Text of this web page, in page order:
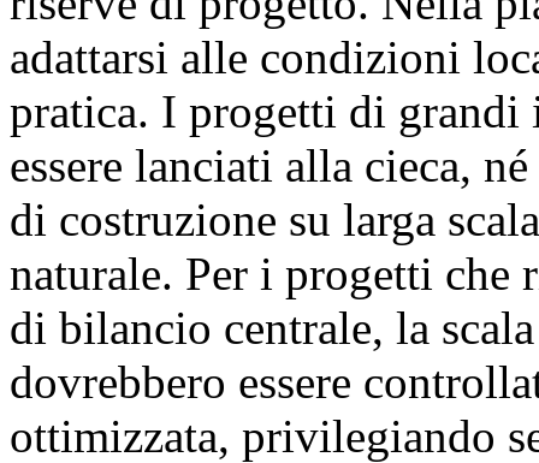
adattarsi alle condizioni
pratica. I progetti di
essere lanciati alla cieca,
di costruzione su larga
naturale. Per i progetti
di bilancio centrale, la
dovrebbero essere
ottimizzata, privilegiando